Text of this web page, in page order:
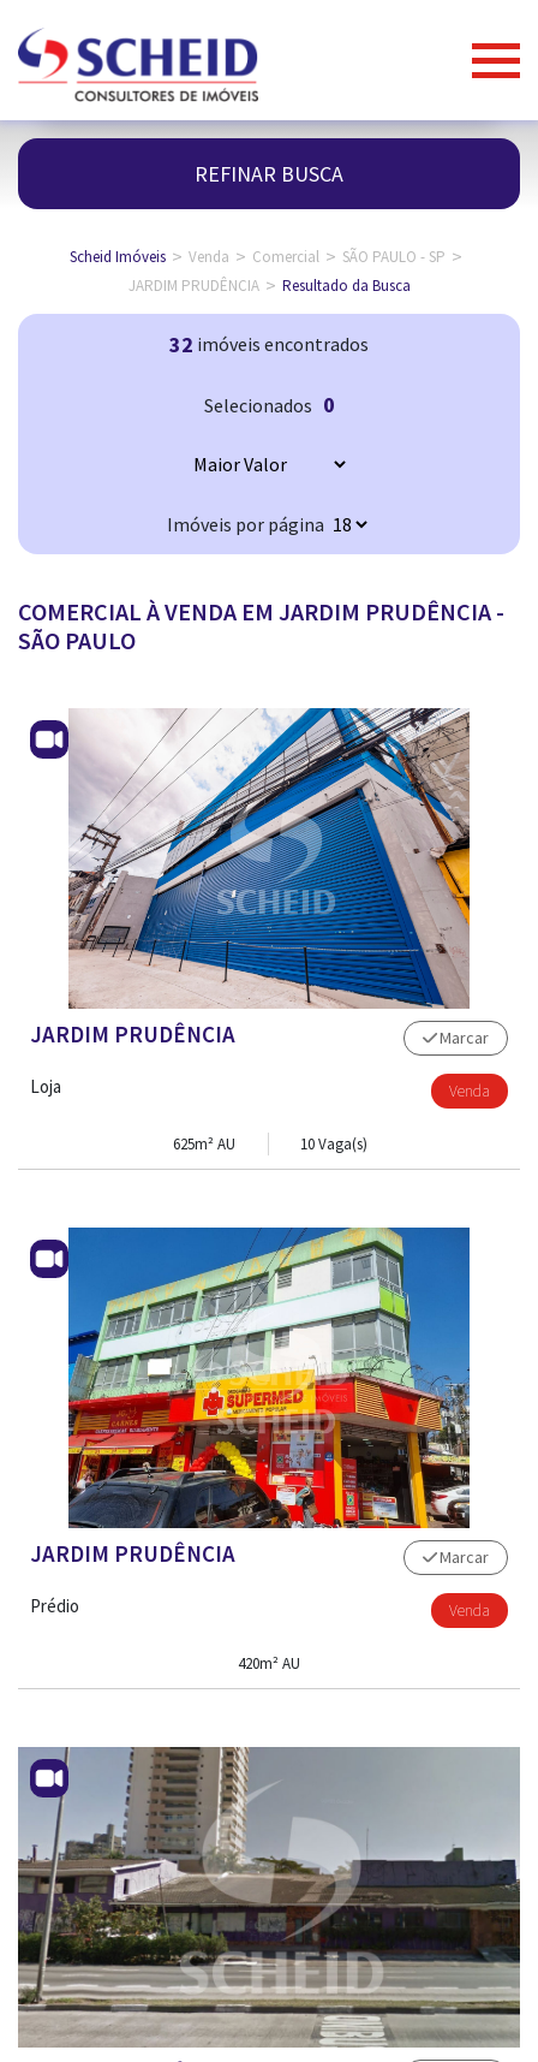
ANUNCIAR IMÓVEL
REFINAR BUSCA
Scheid Imóveis > Venda > Comercial > SÃO PAULO - SP >
JARDIM PRUDÊNCIA > Resultado da Busca
32 imóveis encontrados
Selecionados 0
Imóveis por página
COMERCIAL À VENDA EM JARDIM PRUDÊNCIA -
SÃO PAULO
JARDIM PRUDÊNCIA
Loja
Marcar
Venda
625m² AU 10 Vaga(s)
JARDIM PRUDÊNCIA
Prédio
Marcar
Venda
420m² AU